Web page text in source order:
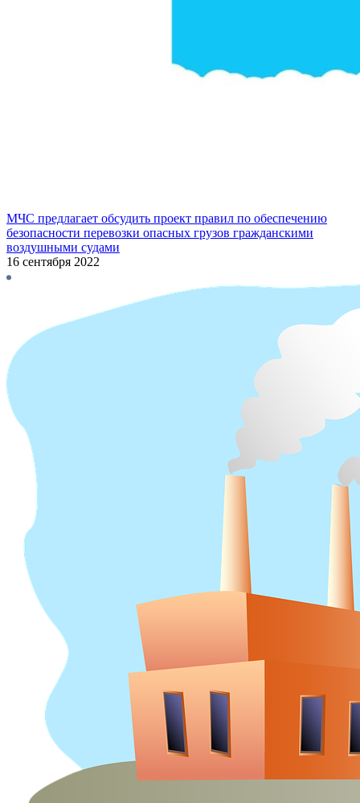
МЧС предлагает обсудить проект правил по обеспечению
безопасности перевозки опасных грузов гражданскими
воздушными судами
16 сентября 2022